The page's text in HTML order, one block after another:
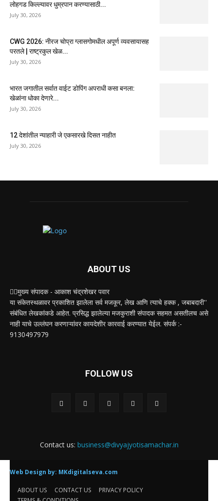
लोहगड किल्ल्यावर धुम्रपान करण्यासाठी...
July 30, 2026
CWG 2026: नीरज चोप्रा ग्लासगोमधील अपूर्ण व्यवसायासह
परतले | राष्ट्रकुल खेळ...
July 30, 2026
भारत जगातील सर्वात वाईट डोपिंग अपराधी कसा बनला:
खेळांना धोका देणारे...
July 30, 2026
12 देशांतील न्याहारी जे एकसारखे दिसत नाहीत
July 30, 2026
ABOUT US
✍🏻मुख्य संपादक - आकाश चंद्रशेखर पवार
या संकेतस्थळावर प्रकाशित झालेला सर्व मजकूर, लेख आणि त्याचे हक्क , जबाबदारी''
संबंधित लेखकांकडे आहेत. प्रसिद्ध झालेल्या मजकुराशी संपादक सहमत असतीलच असे
नाही याचे उल्लंघन करणाऱ्यांवर कायदेशीर कारवाई करण्यात येईल. संपर्क :-
9130497979
FOLLOW US
Contact us: business@divyajyotisamachar.in
Web Design by: MKdigitalseva.com
ABOUT US CONTACT US
PRIVACY POLICY